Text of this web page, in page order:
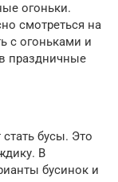
огоньки.
смотреться на
с огоньками и
праздничные
бусы. Это
В
бусинок и